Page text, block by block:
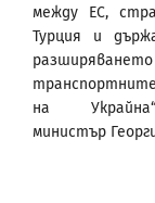
между ЕС,
Турция и
на
министър